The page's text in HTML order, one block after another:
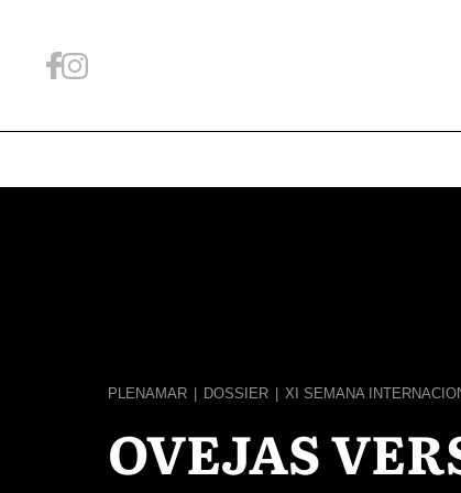
PLENAMAR DOSSIER XI SEMANA
OVEJAS